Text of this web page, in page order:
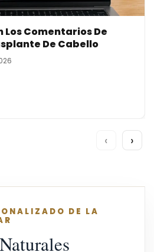
Los Comentarios De
De Cabello
‹ ›
DE LA